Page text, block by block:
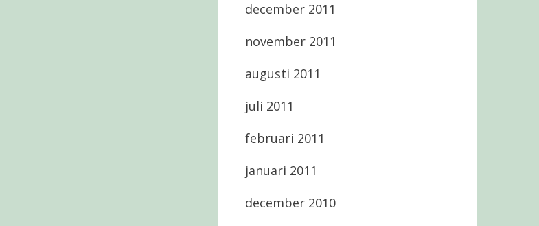
december 2011
november 2011
augusti 2011
juli 2011
februari 2011
januari 2011
december 2010